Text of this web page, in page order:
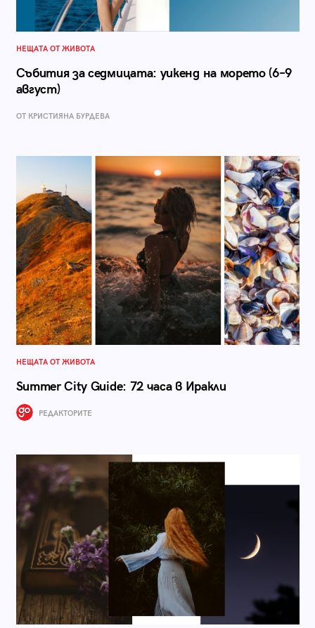
НЕЩАТА ОТ ЖИВОТА
Събития за седмицата: уикенд на морето (6–9
август)
ОТ КРИСТИЯНА БУРДЕВА
НЕЩАТА ОТ ЖИВОТА
Summer City Guide: 72 часа в Иракли
РЕДАКТОРИТЕ